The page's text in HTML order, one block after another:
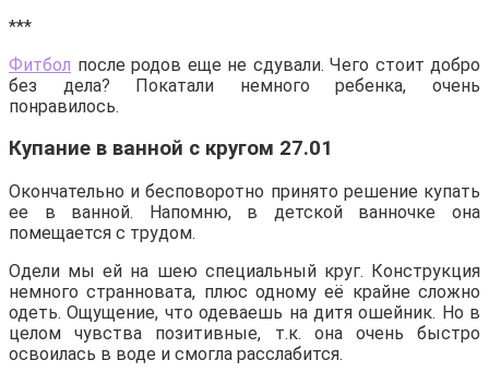
***
Фитбол после родов еще не сдували. Чего стоит добро
без дела? Покатали немного ребенка, очень
понравилось.
Купание в ванной с кругом 27.01
Окончательно и бесповоротно принято решение купать
ее в ванной. Напомню, в детской ванночке она
помещается с трудом.
Одели мы ей на шею специальный круг. Конструкция
немного странновата, плюс одному её крайне сложно
одеть. Ощущение, что одеваешь на дитя ошейник. Но в
целом чувства позитивные, т.к. она очень быстро
освоилась в воде и смогла расслабится.